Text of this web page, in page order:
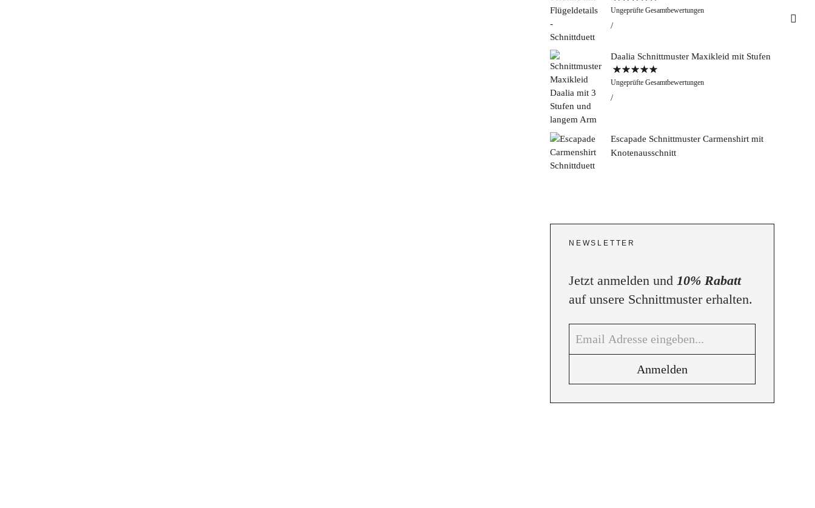
&
Bewertet mit
5.00von 5
Ungeprüfte Gesamtbewertungen
Daalia Schnittmuster Maxikleid mit Stufen
Bewertet mit
5.00von 5
Ungeprüfte Gesamtbewertungen
Escapade Schnittmuster Carmenshirt mit
Knotenausschnitt
NEWSLETTER
Jetzt anmelden und 10% Rabatt
auf unsere Schnittmuster erhalten.